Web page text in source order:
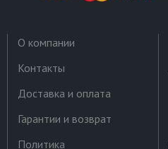
О компании
Контакты
Доставка и оплата
Гарантии и возврат
Политика